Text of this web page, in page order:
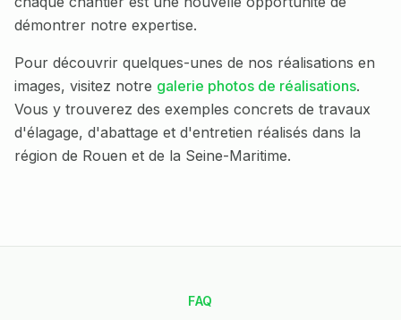
démontrer notre expertise.
Pour découvrir quelques-unes de nos réalisations en
images, visitez notre galerie photos de réalisations.
Vous y trouverez des exemples concrets de travaux
d'élagage, d'abattage et d'entretien réalisés dans la
région de Rouen et de la Seine-Maritime.
FAQ